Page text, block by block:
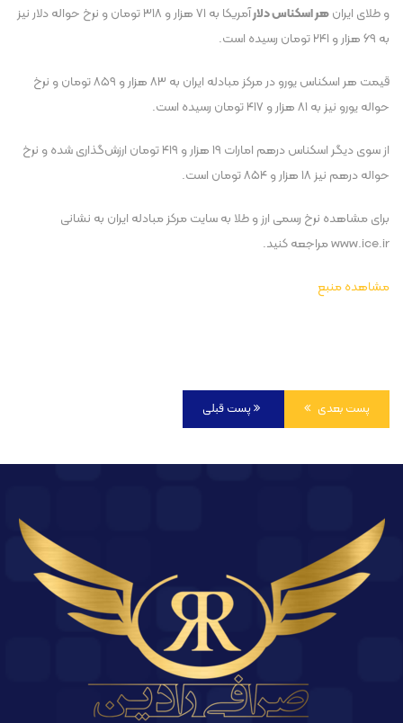
و طلای ایرانهر اسکناس دلار
آمریکا به ۷۱ هزار و ۳۱۸ تومان و نرخ حواله دلار نیز
به ۶۹ هزار و ۲۴۱ تومان رسیده است.
قیمت هر اسکناس یورو در مرکز مبادله ایران به ۸۳ هزار و ۸۵۹ تومان و نرخ
حواله یورو نیز به ۸۱ هزار و ۴۱۷ تومان رسیده است.
از سوی دیگر اسکناس درهم امارات ۱۹ هزار و ۴۱۹ تومان ارزش‌گذاری شده و نرخ
حواله درهم نیز ۱۸ هزار و ۸۵۴ تومان است.
برای مشاهده نرخ رسمی ارز و طلا به سایت مرکز مبادله ایران به نشانی
www.ice.ir مراجعه کنید.
مشاهده منبع
پست قبلی پست بعدی